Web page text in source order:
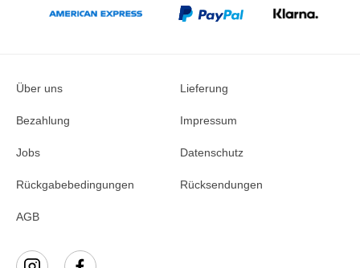
Über uns Lieferung
Bezahlung Impressum
Jobs Datenschutz
Rückgabebedingungen Rücksendungen
AGB